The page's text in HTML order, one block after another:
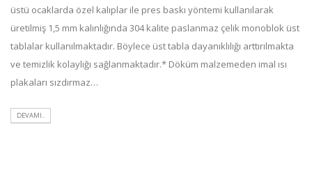
üstü ocaklarda özel kalıplar ile pres baskı yöntemi kullanılarak
üretilmiş 1,5 mm kalınlığında 304 kalite paslanmaz çelik monoblok üst
tablalar kullanılmaktadır. Böylece üst tabla dayanıklılığı arttırılmakta
ve temizlik kolaylığı sağlanmaktadır.* Döküm malzemeden imal ısı
plakaları sızdırmaz…
DEVAMI..